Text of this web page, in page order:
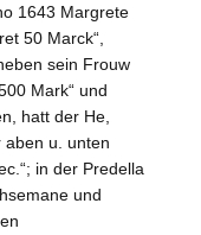
1643 Margrete
50 Marck“,
sein Frouw
Mark“ und
hatt der He,
aben u. unten
in der Predella
und